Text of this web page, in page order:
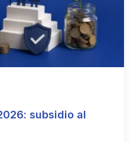
subsidio al